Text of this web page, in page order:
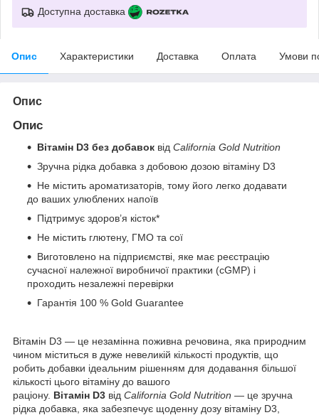
Доступна доставка
Опис Характеристики Доставка Оплата Умови
Опис
Опис
Вітамін D3 без добавок від California Gold Nutrition
Зручна рідка добавка з добовою дозою вітаміну D3
Не містить ароматизаторів, тому його легко додавати
до ваших улюблених напоїв
Підтримує здоров’я кісток*
Не містить глютену, ГМО та сої
Виготовлено на підприємстві, яке має реєстрацію
сучасної належної виробничої практики (cGMP) і
проходить незалежні перевірки
Гарантія 100 % Gold Guarantee
Вітамін D3 — це незамінна поживна речовина, яка природним
чином міститься в дуже невеликій кількості продуктів, що
робить добавки ідеальним рішенням для додавання більшої
кількості цього вітаміну до вашого
раціону. Вітамін D3 від California Gold Nutrition — це зручна
рідка добавка, яка забезпечує щоденну дозу вітаміну D3,